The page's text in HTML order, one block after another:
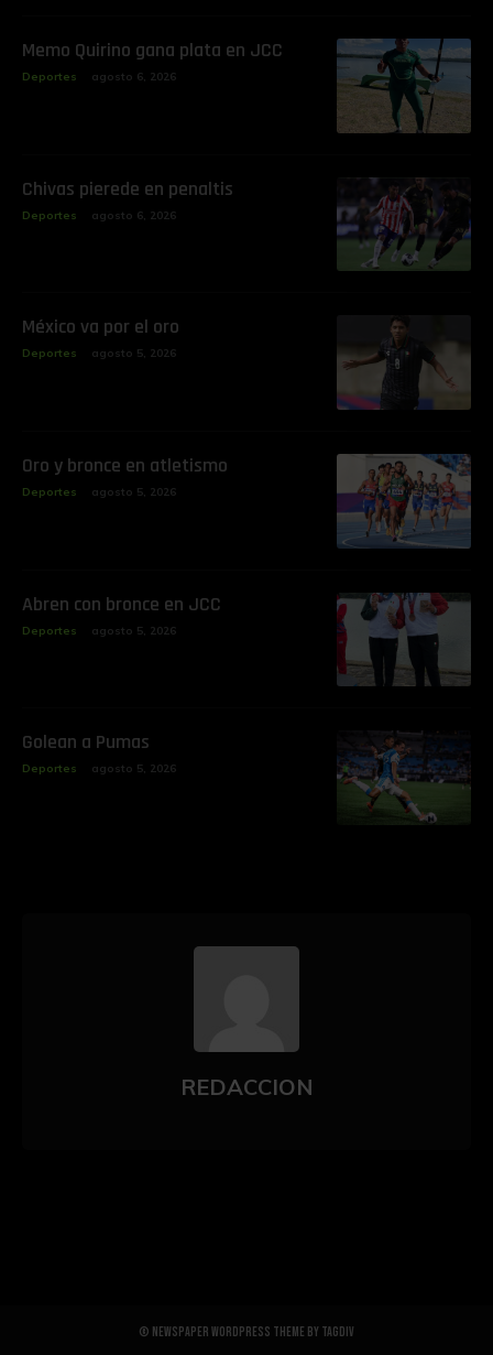
Memo Quirino gana plata en JCC
Deportes agosto 6, 2026
Chivas pierede en penaltis
Deportes agosto 6, 2026
‎México va por el oro
Deportes agosto 5, 2026
‎Oro y bronce en atletismo
Deportes agosto 5, 2026
‎Abren con bronce en JCC
Deportes agosto 5, 2026
Golean a Pumas
Deportes agosto 5, 2026
REDACCION
© Newspaper WordPress Theme by TagDiv